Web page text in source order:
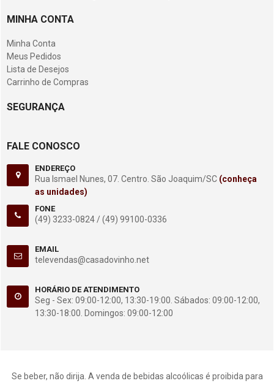
MINHA CONTA
Minha Conta
Meus Pedidos
Lista de Desejos
Carrinho de Compras
SEGURANÇA
FALE CONOSCO
ENDEREÇO
Rua Ismael Nunes, 07. Centro. São Joaquim/SC (conheça
as unidades)
FONE
(49) 3233-0824 /(49) 99100-0336
EMAIL
televendas@casadovinho.net
HORÁRIO DE ATENDIMENTO
Seg - Sex: 09:00-12:00, 13:30-19:00. Sábados: 09:00-12:00,
13:30-18:00. Domingos: 09:00-12:00
Se beber, não dirija. A venda de bebidas alcoólicas é proibida para